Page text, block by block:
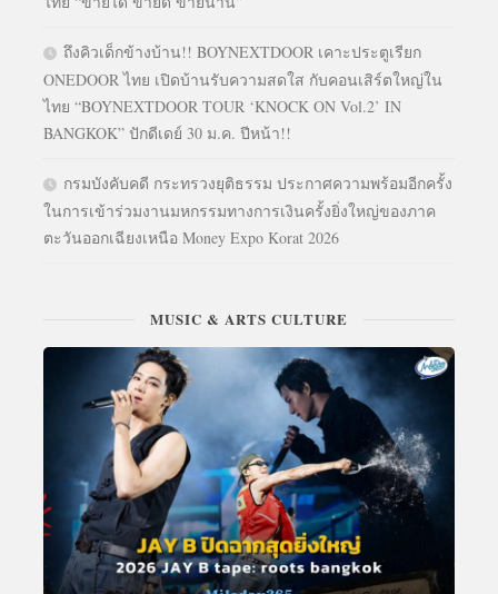
ถึงคิวเด็กข้างบ้าน!! BOYNEXTDOOR เคาะประตูเรียก
ONEDOOR ไทย เปิดบ้านรับความสดใส กับคอนเสิร์ตใหญ่ใน
ไทย “BOYNEXTDOOR TOUR ‘KNOCK ON Vol.2’ IN
BANGKOK” ปักดีเดย์ 30 ม.ค. ปีหน้า!!
กรมบังคับคดี กระทรวงยุติธรรม ประกาศความพร้อมอีกครั้ง
ในการเข้าร่วมงานมหกรรมทางการเงินครั้งยิ่งใหญ่ของภาค
ตะวันออกเฉียงเหนือ Money Expo Korat 2026
MUSIC & ARTS CULTURE